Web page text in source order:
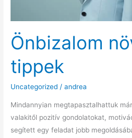
Önbizalom
tippek
Uncategorized /andrea
Mindannyian megtapasztalhattuk
valakitől pozitív gondolatokat,
segített egy feladat jobb